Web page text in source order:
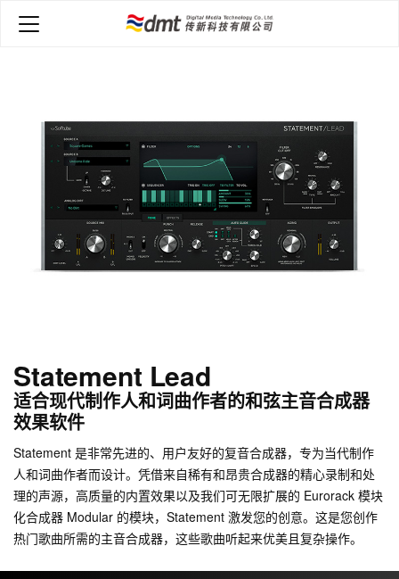
Statement Lead
适合现代制作人和词曲作者的和弦主音合成器
效果软件
Statement 是非常先进的、用户友好的复音合成器，专为当代制作
人和词曲作者而设计。凭借来自稀有和昂贵合成器的精心录制和处
理的声源，高质量的内置效果以及我们可无限扩展的 Eurorack 模块
化合成器 Modular 的模块，Statement 激发您的创意。这是您创作
热门歌曲所需的主音合成器，这些歌曲听起来优美且复杂操作。